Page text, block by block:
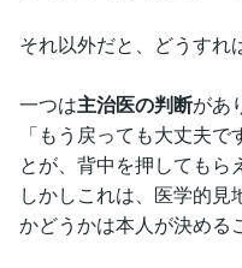
それ以外だと、どうすれ
一つは主治医の判断があ
「もう戻っても大丈夫
とが、背中を押してもら
しかしこれは、医学的見
かどうかは本人が決める